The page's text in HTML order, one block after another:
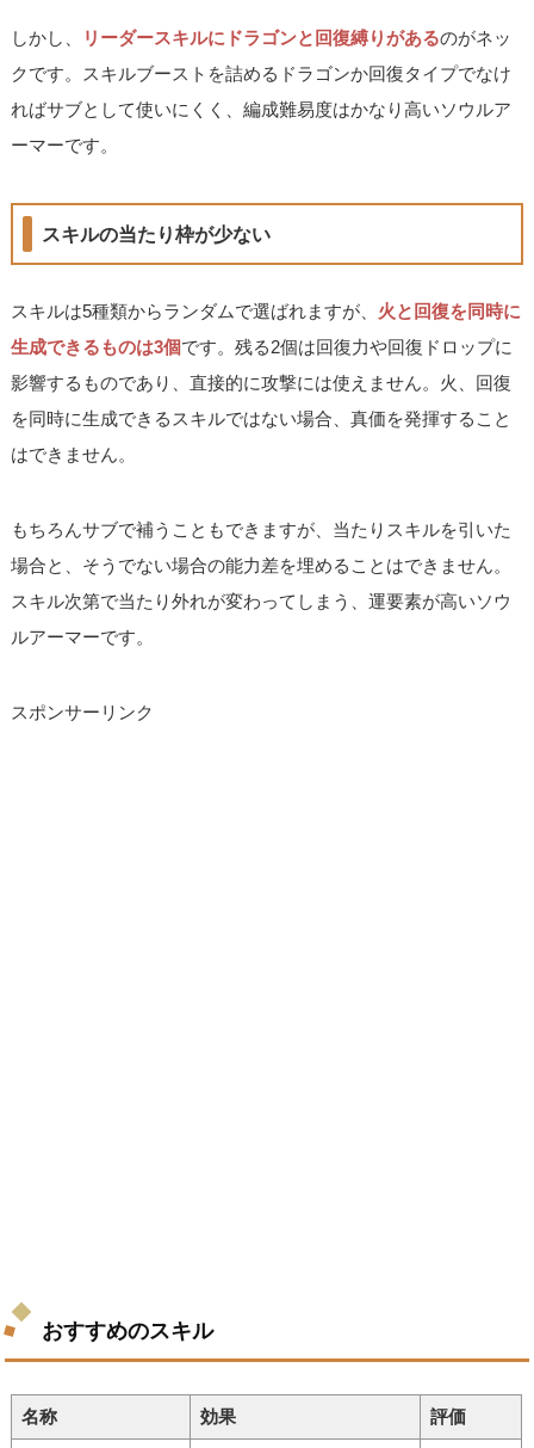
しかし、 リーダースキルにドラゴンと回復縛りがあるのがネッ
クです。スキルブーストを詰めるドラゴンか回復タイプでなけ
ればサブとして使いにくく、編成難易度はかなり高いソウルア
ーマーです。
スキルの当たり枠が少ない
スキルは5種類からランダムで選ばれますが、 火と回復を同時に
生成できるものは3個です。残る2個は回復力や回復ドロップに
影響するものであり、直接的に攻撃には使えません。火、回復
を同時に生成できるスキルではない場合、真価を発揮すること
はできません。
もちろんサブで補うこともできますが、当たりスキルを引いた
場合と、そうでない場合の能力差を埋めることはできません。
スキル次第で当たり外れが変わってしまう、運要素が高いソウ
ルアーマーです。
スポンサーリンク
おすすめのスキル
名称 効果 評価